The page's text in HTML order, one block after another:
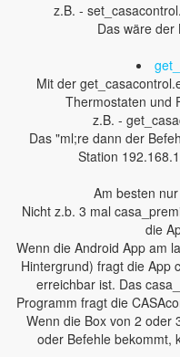
z.B. -
Das wäre der
Mit der
Thermostaten und
z.B. -
Das "ml;re dann der
Station
Am besten
Nicht z.b. 3 mal
die
Wenn die Android App am
Hintergrund) fragt die App
erreichbar ist. Das
Programm fragt die
Wenn die Box von 2 oder
oder Befehle bekommt,